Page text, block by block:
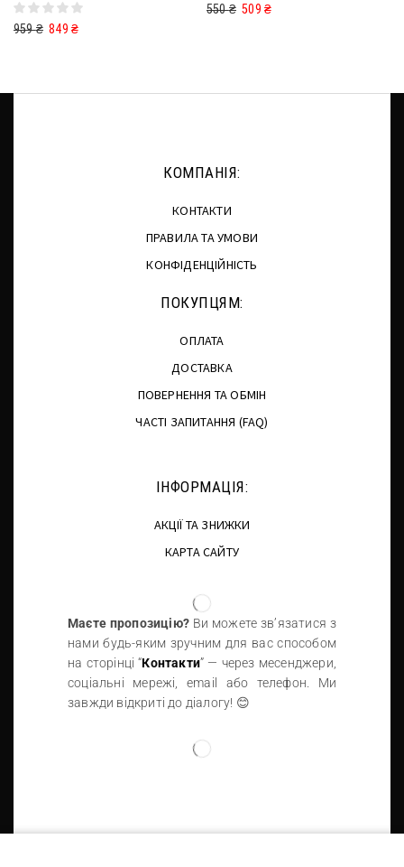
959₴ 849₴
550₴ 509₴
КОМПАНІЯ:
КОНТАКТИ
ПРАВИЛА ТА УМОВИ
КОНФІДЕНЦІЙНІСТЬ
ПОКУПЦЯМ:
ОПЛАТА
ДОСТАВКА
ПОВЕРНЕННЯ ТА ОБМІН
ЧАСТІ ЗАПИТАННЯ (FAQ)
ІНФОРМАЦІЯ:
АКЦІЇ ТА ЗНИЖКИ
КАРТА САЙТУ
Маєте пропозицію? Ви можете зв’язатися з
нами будь-яким зручним для вас способом
на сторінці “Контакти” — через месенджери,
соціальні мережі, email або телефон. Ми
завжди відкриті до діалогу! 😊